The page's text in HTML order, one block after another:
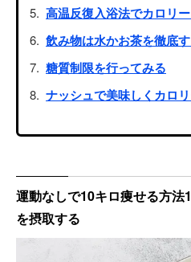
高温反復入浴法でカロリ
飲み物は水かお茶を徹底
糖質制限を行ってみる
ナッシュで美味しくカロ
運動なしで10キロ痩せる方法
を摂取する